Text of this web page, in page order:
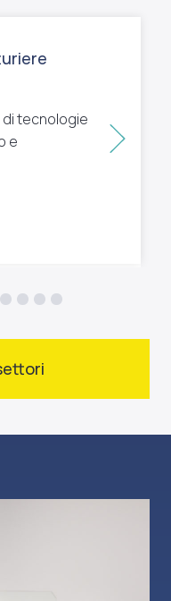
tecnologie
e